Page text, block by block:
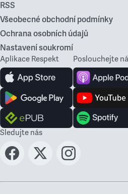
RSS
Všeobecné obchodní podmínky
Ochrana osobních údajů
Nastavení soukromí
Aplikace Respekt Poslouchejte
Sledujte nás